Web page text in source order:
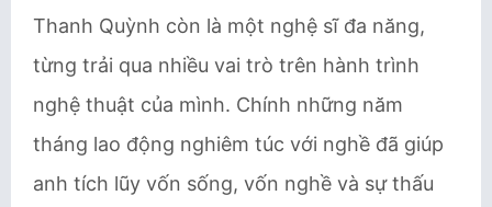
Thanh Quỳnh còn là một nghệ sĩ đa năng,
từng trải qua nhiều vai trò trên hành trình
nghệ thuật của mình. Chính những năm
tháng lao động nghiêm túc với nghề đã giúp
anh tích lũy vốn sống, vốn nghề và sự thấu